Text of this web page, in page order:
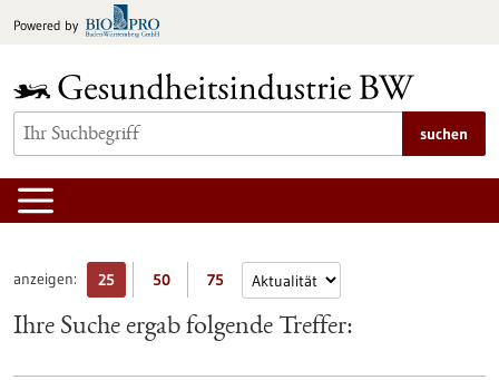
Inhalt
Powered by
suchen
anzeigen: 25 50 75
Ihre Suche ergab folgende Treffer: